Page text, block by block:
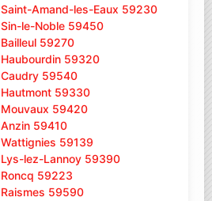
Saint-Amand-les-Eaux 59230
Sin-le-Noble 59450
Bailleul 59270
Haubourdin 59320
Caudry 59540
Hautmont 59330
Mouvaux 59420
Anzin 59410
Wattignies 59139
Lys-lez-Lannoy 59390
Roncq 59223
Raismes 59590